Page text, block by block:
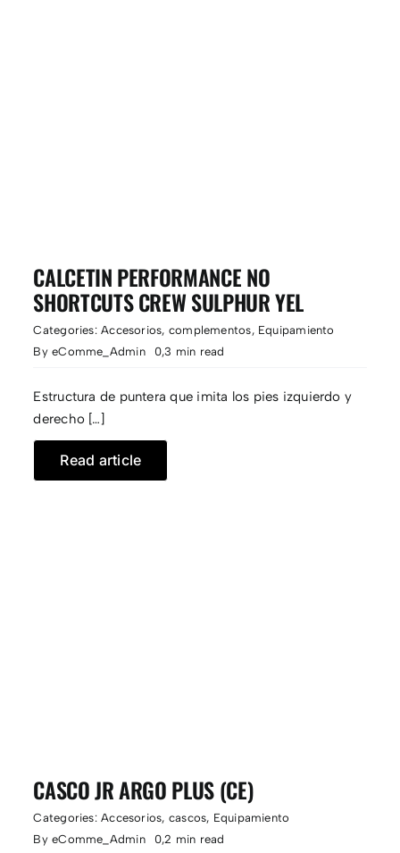
CALCETIN PERFORMANCE NO
SHORTCUTS CREW SULPHUR YEL
Categories:Accesorios, complementos, Equipamiento
ByeComme_Admin 0,3 min read
Estructura de puntera que imita los pies izquierdo y
derecho […]
Read article
CASCO JR ARGO PLUS (CE)
Categories:Accesorios, cascos, Equipamiento
ByeComme_Admin 0,2 min read